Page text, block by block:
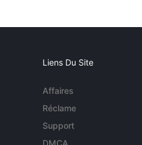
Liens Du Site
Affaires
Réclame
Support
DMCA